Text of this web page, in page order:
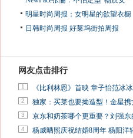
明星时尚周报：女明星的欲望衣橱
日韩时尚周报 好莱坞街拍周报
网友点击排行
1 《比利林恩》首映 章子怡范冰
2 独家：买菜也要拗造型！金星
3 京东和奶茶哪个更重要？刘强东
4 杨威晒照庆祝结婚8周年 杨阳洋